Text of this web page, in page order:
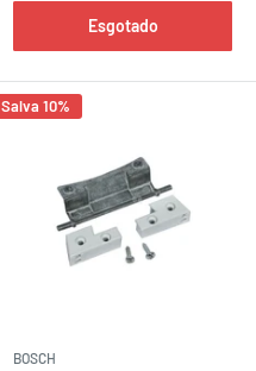
Esgotado
Salva 10%
BOSCH